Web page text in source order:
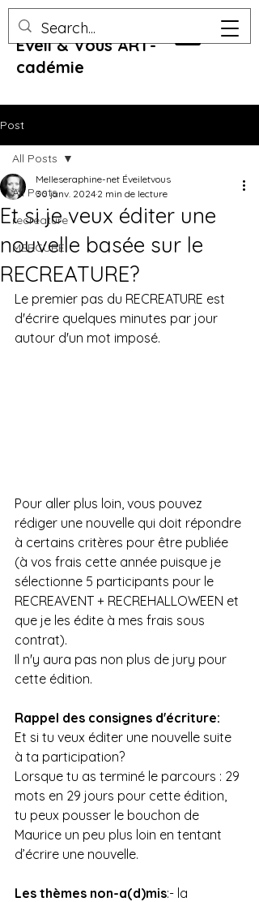
Eveil & Vous ART-
cadémie
Post
All Posts
recreature
MERCURE
All Posts
Et si je veux éditer une
nouvelle basée sur le
RECREATURE?
Melleseraphine-net Éveiletvous
30 janv. 2024 2 min de lecture
Le premier pas du RECREATURE est
d'écrire quelques minutes par jour
autour d'un mot imposé.
Pour aller plus loin, vous pouvez
rédiger une nouvelle qui doit répondre
à certains critères pour être publiée
(à vos frais cette année puisque je
sélectionne 5 participants pour le
RECREAVENT + RECREHALLOWEEN et
que je les édite à mes frais sous
contrat).
Il n'y aura pas non plus de jury pour
cette édition.
Rappel des consignes d'écriture:
Et si tu veux éditer une nouvelle suite
à ta participation?
Lorsque tu as terminé le parcours : 29
mots en 29 jours pour cette édition,
tu peux pousser le bouchon de
Maurice un peu plus loin en tentant
d’écrire une nouvelle.
Les thèmes non-a(d)mis:- la